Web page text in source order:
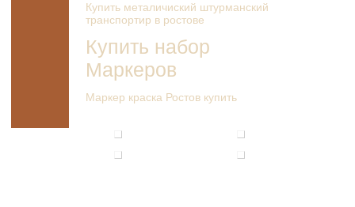
Купить металичиский штурманский
транспортир в ростове
Купить набор
Маркеров
Маркер краска Ростов купить